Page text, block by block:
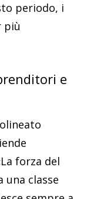
periodo, i
più
e
forza del
classe